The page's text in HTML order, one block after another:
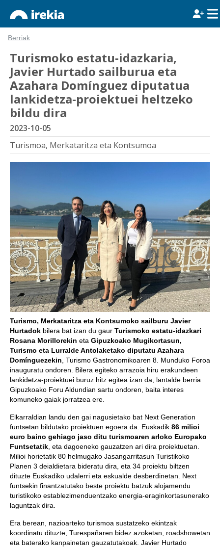
Berriak
Turismoko estatu-idazkaria,
Javier Hurtado sailburua eta
Azahara Domínguez diputatua
lankidetza-proiektuei heltzeko
bildu dira
2023-10-05
Turismoa, Merkataritza eta Kontsumoa
Turismo, Merkataritza eta Kontsumoko sailburu Javier
Hurtadok bilera bat izan du gaur Turismoko estatu-idazkari
Rosana Morillorekin eta Gipuzkoako Mugikortasun,
Turismo eta Lurralde Antolaketako diputatu Azahara
Domínguezekin , Turismo Gastronomikoaren 8. Munduko Foroa
inauguratu ondoren. Bilera egiteko arrazoia hiru erakundeen
lankidetza-proiektuei buruz hitz egitea izan da, lantalde berria
Gipuzkoako Foru Aldundian sartu ondoren, baita interes
komuneko gaiak jorratzea ere.
Elkarraldian landu den gai nagusietako bat Next Generation
funtsetan bildutako proiektuen egoera da. Euskadik 86 milioi
euro baino gehiago jaso ditu turismoaren arloko Europako
Funtsetatik , eta dagoeneko gauzatzen ari dira proiektuetan.
Milioi horietatik 80 helmugako Jasangarritasun Turistikoko
Planen 3 deialdietara bideratu dira, eta 34 proiektu biltzen
dituzte Euskadiko udalerri eta eskualde desberdinetan. Next
funtsekin finantzatutako beste proiektu batzuk alojamendu
turistikoko establezimenduentzako energia-eraginkortasunerako
laguntzak dira.
Era berean, nazioarteko turismoa sustatzeko ekintzak
koordinatu dituzte, Turespañaren bidez azoketan, roadshowetan
eta baterako kanpainetan gauzatutakoak. Javier Hurtado